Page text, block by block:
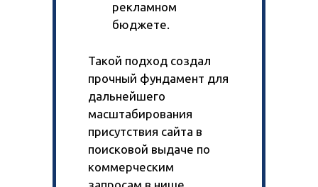
рекламном
бюджете.
Такой подход создал
прочный фундамент для
дальнейшего
масштабирования
присутствия сайта в
поисковой выдаче по
коммерческим